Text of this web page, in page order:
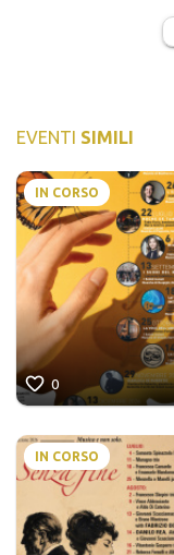
EVENTI SIMILI
IN CORSO
0
IN CORSO